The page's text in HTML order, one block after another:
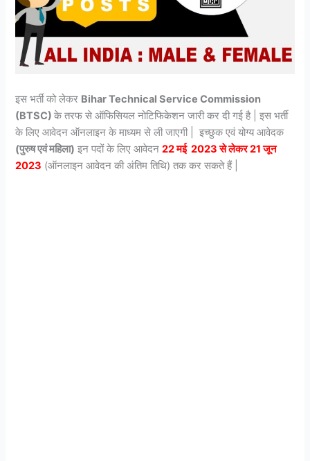
इस भर्ती को लेकर Bihar Technical Service Commission
(BTSC)के तरफ से ऑफिसियल नोटिफिकेशन जारी कर दी गई है | इस भर्ती
के लिए आवेदन ऑनलाइन के माध्यम से ली जाएगी | इच्छुक एवं योग्य आवेदक
(पुरुष एवं महिला) इन पदों के लिए आवेदन22 मई 2023 से लेकर 21 जून
2023 (ऑनलाइन आवेदन की अंतिम तिथि) तक कर सकते हैं |